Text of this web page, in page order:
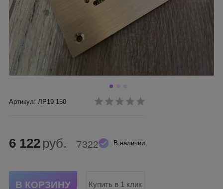
Артикул: ЛР19 150
В наличии
6 122 руб. 7322
Купить в 1 клик